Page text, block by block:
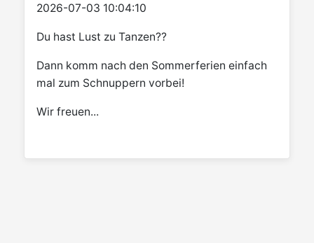
Details
2026-07-03 10:04:10
Du hast Lust zu Tanzen??
Dann komm nach den Sommerferien einfach
mal zum Schnuppern vorbei!
Wir freuen...